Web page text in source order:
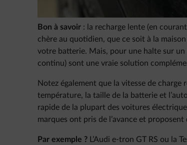
Bon à savoir : la recharge lente (en
chère au quotidien, que ce soit à la
votre batterie. Mais, pour une halte sur
continu) sont une vraie solution
Notez également que la vitesse de
température, la taille de la batterie et
rapide de la plupart des voitures
marques ont pris de l’avance et
Par exemple ? L’Audi e-tron GT RS ou la